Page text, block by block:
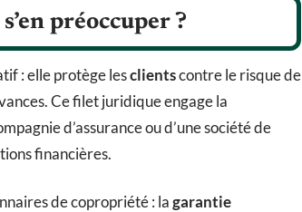
préoccuper ?
: elle protège lesclientscontre le risque de
Ce filet juridique engage la
d’assurance ou d’une société de
financières.
de copropriété : lagarantie